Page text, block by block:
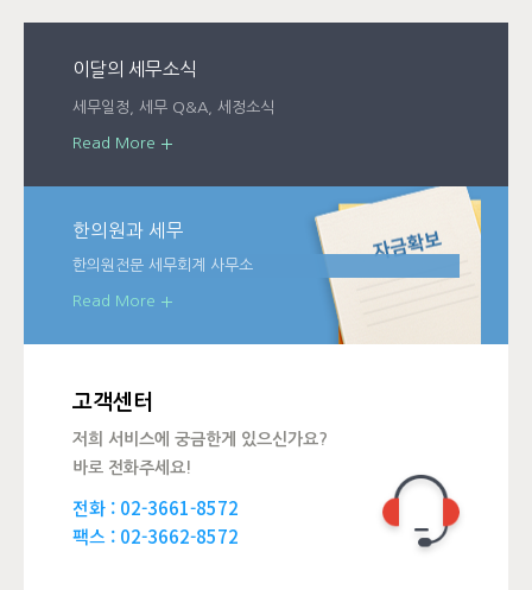
이달의 세무소식
세무일정, 세무 Q&A, 세정소식
Read More
한의원과 세무
한의원전문 세무회계 사무소
Read More
고객센터
저희 서비스에 궁금한게 있으신가요?
바로 전화주세요!
전화 : 02-3661-8572
팩스 : 02-3662-8572